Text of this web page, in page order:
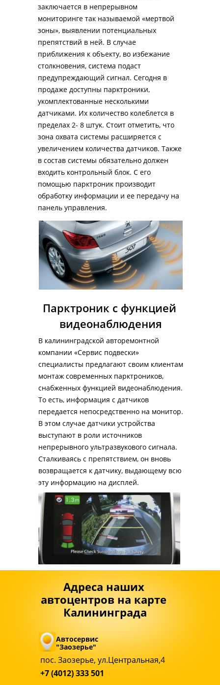
В калининградской авторемонтной
компании «Сервис подвески»
специалисты предлагают своим клиентам
монтаж современных парктроников,
снабженных функцией видеонаблюдения.
То есть, информация с датчиков
передается непосредственно на монитор.
В этом случае датчики устройства
выступают в роли источников
непрерывного ультразвукового сигнала.
Сталкиваясь с препятствием, он вновь
возвращается к датчику, выдающему всю
эту информацию на дисплей.
Парктроник с функцией
видеонаблюдения
заключается в непрерывном
мониторинге так называемой «мертвой
зоны», выявлении потенциальных
препятствий в ней. В случае
приближения к объекту, во избежание
столкновения, система подаст
предупреждающий сигнал. Сегодня в
продаже доступны парктроники,
укомплектованные несколькими
датчиками. Их количество колеблется в
пределах 2- 8 штук. Стоит отметить, что
зона охвата системы расширяется с
увеличением количества датчиков. Также
в состав системы обязательно должен
входить контрольный блок. С его
помощью парктроник производит
обработку информации и ее передачу на
панель управления.
Автосервис
"Заозерье"
пос. Заозерье, ул.Центральная,4
Адреса наших
автоцентров на карте
Калининграда
+7 (4012) 333 501